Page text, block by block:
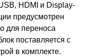
HDMI и Display-
предусмотрен
для переноса
поставляется с
в комплекте.